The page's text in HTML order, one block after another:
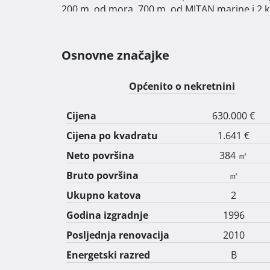
200 m. od mora, 700 m. od MITAN marine i
alternativno ima i el. bojlere i jednu kupaonu
namjene. Stanovi opremljeni centralnim
tople vode. Zgrada ima podrum od cca. 50
bojlerom od 500 lit. Površina sa terasama
mjere: 9,7x16 m. Okućnica 461 m2.
Svaki stan ima pripadajuće parkirno mjesto.
S A L E !! PRODAJA DIREKTNO OD VLASNIKA.
Papiri uredni. Sve dozvole. EC - B. Vlasništvo 1/
Kontakt sa vlasnikom osobno: 00385 98
Osnovne značajke
Općenito o nekretnini
Cijena
630.000 €
Cijena po kvadratu
1.641 €
Neto površina
384 ㎡
Bruto površina
㎡
Ukupno katova
2
Godina izgradnje
1996
Posljednja renovacija
2010
Energetski razred
B